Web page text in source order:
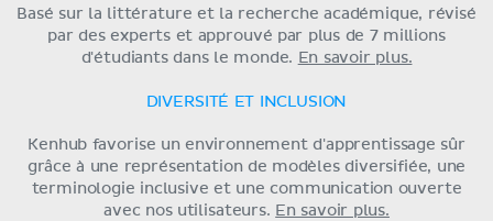
Basé sur la littérature et la recherche académique, révisé
par des experts et approuvé par plus de 7 millions
d'étudiants dans le monde. En savoir plus.
DIVERSITÉ ET INCLUSION
Kenhub favorise un environnement d'apprentissage sûr
grâce à une représentation de modèles diversifiée, une
terminologie inclusive et une communication ouverte
avec nos utilisateurs. En savoir plus.